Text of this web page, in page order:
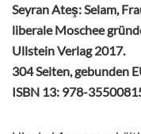
Seyran Ateş: Selam,
liberale Moschee
Ullstein Verlag 2017.
304 Seiten, gebunden
ISBN 13: 978-